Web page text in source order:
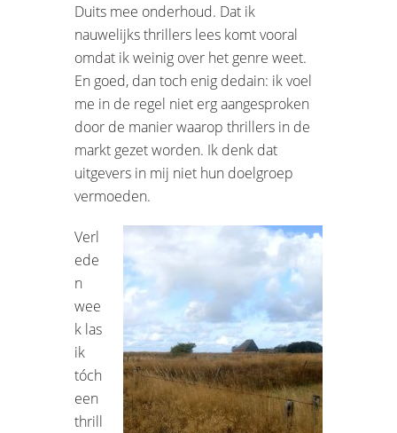
Duits mee onderhoud. Dat ik
nauwelijks thrillers lees komt vooral
omdat ik weinig over het genre weet.
En goed, dan toch enig dedain: ik voel
me in de regel niet erg aangesproken
door de manier waarop thrillers in de
markt gezet worden. Ik denk dat
uitgevers in mij niet hun doelgroep
vermoeden.
Verl
ede
n
wee
k las
ik
tóch
een
thrill